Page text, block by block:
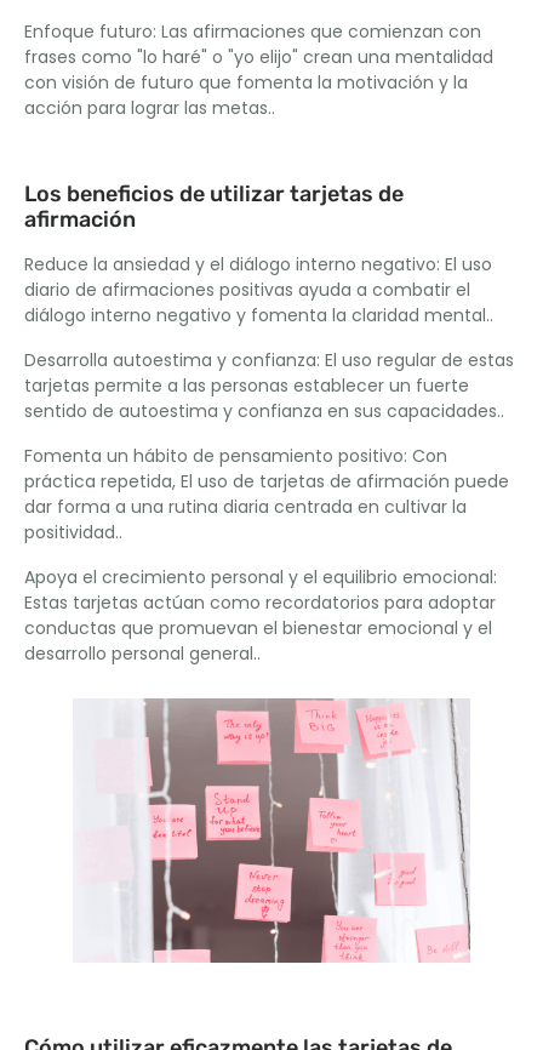
Enfoque futuro: Las afirmaciones que comienzan con
frases como "lo haré" o "yo elijo" crean una mentalidad
con visión de futuro que fomenta la motivación y la
acción para lograr las metas..
Los beneficios de utilizar tarjetas de
afirmación
Reduce la ansiedad y el diálogo interno negativo: El uso
diario de afirmaciones positivas ayuda a combatir el
diálogo interno negativo y fomenta la claridad mental..
Desarrolla autoestima y confianza: El uso regular de estas
tarjetas permite a las personas establecer un fuerte
sentido de autoestima y confianza en sus capacidades..
Fomenta un hábito de pensamiento positivo: Con
práctica repetida, El uso de tarjetas de afirmación puede
dar forma a una rutina diaria centrada en cultivar la
positividad..
Apoya el crecimiento personal y el equilibrio emocional:
Estas tarjetas actúan como recordatorios para adoptar
conductas que promuevan el bienestar emocional y el
desarrollo personal general..